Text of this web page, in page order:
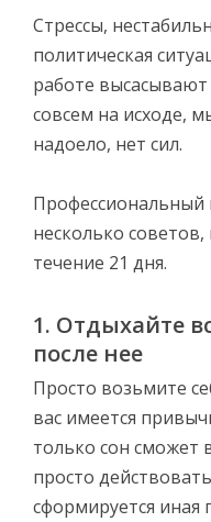
Стрессы,
политическая
работе высасывают
совсем на исходе,
надоело, нет сил.
Профессиональный
несколько
течение 21 дня.
1. Отдыхайте
после нее
Просто возьмите
вас имеется
только сон сможет
просто
сформируется иная